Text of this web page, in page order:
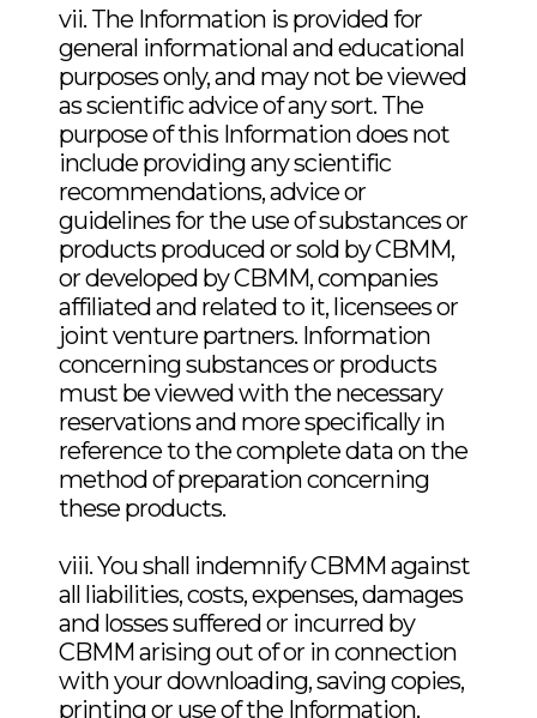
092572B
Sludge RespirationNb2O5
S0902690
Statement AdsordesorNb2O5
S0902686
Water Solubility
OECD29Nb2O5 S1002669
Water SolubilityNb2O5
2009007401
092573A
Oral Dose Range Finding
14day_Nb2O5 (092768)
Sensitization LLNA_Nb
(092572A)
Sieve analysis
SIP_Niobium_21DEC2017
Water Solubility OECD29_Nb
(S10-02668)
Water Solubility OECD29_Nb
(S10-02668)
Water solubility
(2009_0073_01)
Water solubility2
vii. The Information is provided for
general informational and educational
purposes only, and may not be viewed
as scientific advice of any sort. The
purpose of this Information does not
include providing any scientific
recommendations, advice or
guidelines for the use of substances or
products produced or sold by CBMM,
or developed by CBMM, companies
affiliated and related to it, licensees or
joint venture partners. Information
concerning substances or products
must be viewed with the necessary
reservations and more specifically in
reference to the complete data on the
method of preparation concerning
these products.
viii. You shall indemnify CBMM against
all liabilities, costs, expenses, damages
and losses suffered or incurred by
CBMM arising out of or in connection
with your downloading, saving copies,
printing or use of the Information,